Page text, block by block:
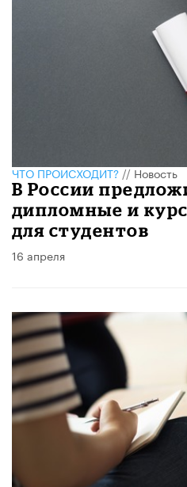
ЧТО ПРОИСХОДИТ?//Новость
В России
дипломные и
для студентов
16 апреля